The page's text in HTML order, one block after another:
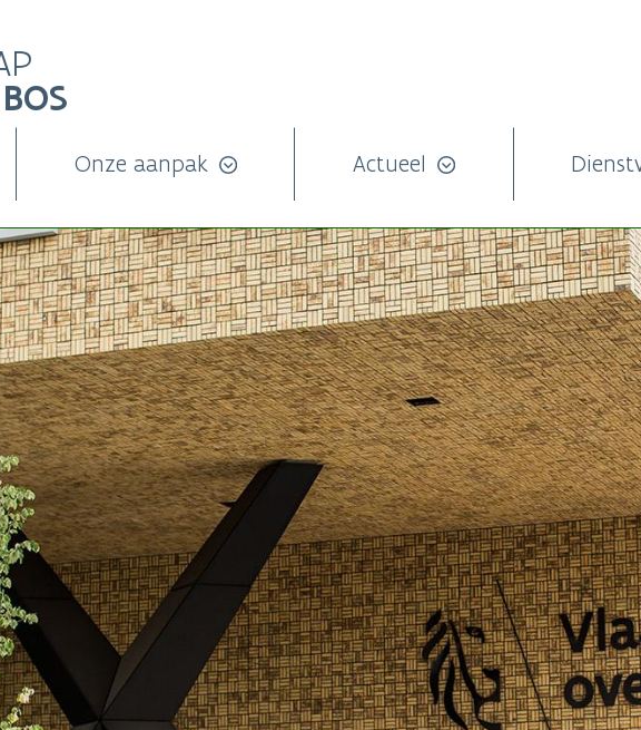
Onze aanpak Actueel